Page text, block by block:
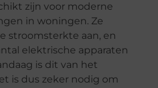
zijn voor moderne
in woningen. Ze
stroomsterkte aan, en
elektrische apparaten
is dit van het
is dus zeker nodig om